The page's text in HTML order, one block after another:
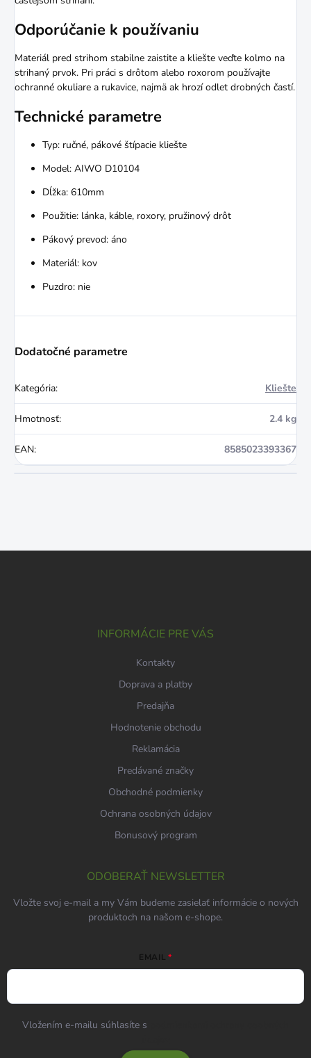
Odporúčanie k používaniu
Materiál pred strihom stabilne zaistite a kliešte veďte kolmo na
strihaný prvok. Pri práci s drôtom alebo roxorom používajte
ochranné okuliare a rukavice, najmä ak hrozí odlet drobných častí.
Technické parametre
Typ: ručné, pákové štípacie kliešte
Model: AIWO D10104
Dĺžka: 610mm
Použitie: lánka, káble, roxory, pružinový drôt
Pákový prevod: áno
Materiál: kov
Puzdro: nie
Dodatočné parametre
Kategória: Kliešte
Hmotnosť: 2.4 kg
EAN: 8585023393367
INFORMÁCIE PRE VÁS
Kontakty
Doprava a platby
Predajňa
Hodnotenie obchodu
Reklamácia
Predávané značky
Obchodné podmienky
Ochrana osobných údajov
Bonusový program
ODOBERAŤ NEWSLETTER
Vložte svoj e-mail a my Vám budeme zasielať informácie o nových
produktoch na našom e-shope.
EMAIL
Vložením e-mailu súhlasíte s